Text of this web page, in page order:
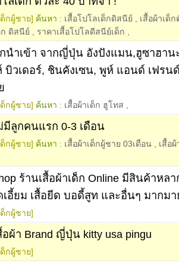
ด็กผู้ชาย] ค้นหา : เสื้อโปโลเด็กดิสนีย์
เสื้อผ้าเด็
ดิสนีย์
ราคาเสื้อโปโลดีสนีย์เด็ก
กนำเข้า จากญี่ปุ่น อังปังแมน,ฮูซาฮา
บิวเดอร์, ชินคังเซน, พูห์ แอนด์ เฟรน
ด็กผู้ชาย] ค้นหา : เสื้อผ้าเด็ก ฮูโทส
ลูกคนแรก 0-3 เดือน
ด็กผู้ชาย] ค้นหา : เสื้อผ้าเด็กผู้ชาย 03เดือน
เสื้อ
ร้านเสื้อผ้าเด็ก Online มีสินค้าหล
อี้ยม เสื้อยีด บอดี้สูท และอื่นๆ มากมา
ด็กผู้ชาย]
อผ้า Brand ญี่ปุ่น kitty usa pingu
ด็กผู้ชาย]